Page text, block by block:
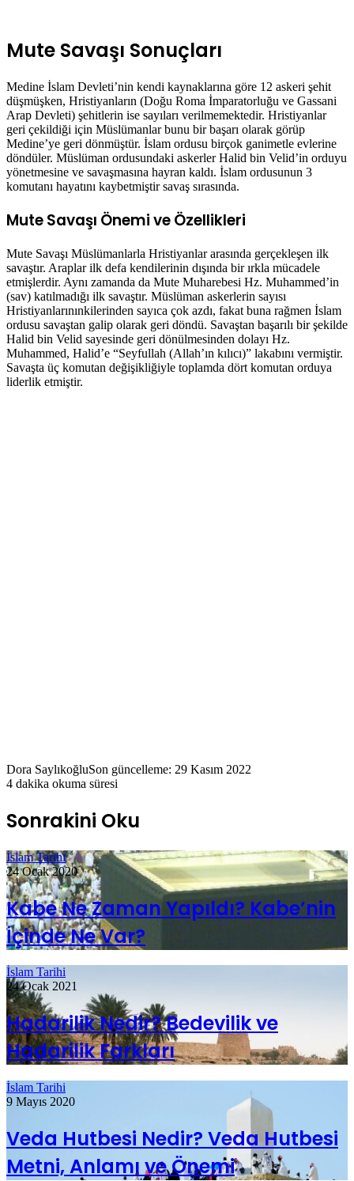
Mute Savaşı Sonuçları
Medine İslam Devleti’nin kendi kaynaklarına göre 12 askeri şehit
düşmüşken, Hristiyanların (Doğu Roma İmparatorluğu ve Gassani
Arap Devleti) şehitlerin ise sayıları verilmemektedir. Hristiyanlar
geri çekildiği için Müslümanlar bunu bir başarı olarak görüp
Medine’ye geri dönmüştür. İslam ordusu birçok ganimetle evlerine
döndüler. Müslüman ordusundaki askerler Halid bin Velid’in orduyu
yönetmesine ve savaşmasına hayran kaldı. İslam ordusunun 3
komutanı hayatını kaybetmiştir savaş sırasında.
Mute Savaşı Önemi ve Özellikleri
Mute Savaşı Müslümanlarla Hristiyanlar arasında gerçekleşen ilk
savaştır. Araplar ilk defa kendilerinin dışında bir ırkla mücadele
etmişlerdir. Aynı zamanda da Mute Muharebesi Hz. Muhammed’in
(sav) katılmadığı ilk savaştır. Müslüman askerlerin sayısı
Hristiyanlarınınkilerinden sayıca çok azdı, fakat buna rağmen İslam
ordusu savaştan galip olarak geri döndü. Savaştan başarılı bir şekilde
Halid bin Velid sayesinde geri dönülmesinden dolayı Hz.
Muhammed, Halid’e “Seyfullah (Allah’ın kılıcı)” lakabını vermiştir.
Savaşta üç komutan değişikliğiyle toplamda dört komutan orduya
liderlik etmiştir.
Dora SaylıkoğluSon güncelleme: 29 Kasım 2022
4 dakika okuma süresi
Sonrakini Oku
İslam Tarihi
24 Ocak 2020
Kabe Ne Zaman Yapıldı? Kabe’nin
İçinde Ne Var?
İslam Tarihi
24 Ocak 2021
Hadarilik Nedir? Bedevilik ve
Hadarilik Farkları
İslam Tarihi
9 Mayıs 2020
Veda Hutbesi Nedir? Veda Hutbesi
Metni, Anlamı ve Önemi